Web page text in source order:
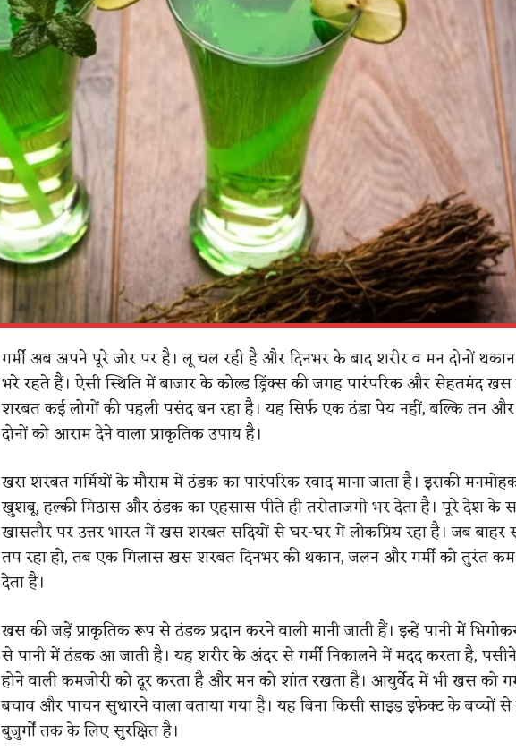
गर्मी अब अपने पूरे जोर पर है। लू चल रही है और दिनभर के बाद शरीर व मन दोनों
भरे रहते हैं। ऐसी स्थिति में बाजार के कोल्ड ड्रिंक्स की जगह पारंपरिक और सेहतमंद
शरबत कई लोगों की पहली पसंद बन रहा है। यह सिर्फ एक ठंडा पेय नहीं, बल्कि तन
दोनों को आराम देने वाला प्राकृतिक उपाय है।
खस शरबत गर्मियों के मौसम में ठंडक का पारंपरिक स्वाद माना जाता है। इसकी
खुशबू, हल्की मिठास और ठंडक का एहसास पीते ही तरोताजगी भर देता है। पूरे देश के
खासतौर पर उत्तर भारत में खस शरबत सदियों से घर-घर में लोकप्रिय रहा है। जब बाहर
तप रहा हो, तब एक गिलास खस शरबत दिनभर की थकान, जलन और गर्मी को तुरंत
देता है।
खस की जड़ें प्राकृतिक रूप से ठंडक प्रदान करने वाली मानी जाती हैं। इन्हें पानी में
से पानी में ठंडक आ जाती है। यह शरीर के अंदर से गर्मी निकालने में मदद करता है,
होने वाली कमजोरी को दूर करता है और मन को शांत रखता है। आयुर्वेद में भी खस को
बचाव और पाचन सुधारने वाला बताया गया है। यह बिना किसी साइड इफेक्ट के बच्चों
बुजुर्गों तक के लिए सुरक्षित है।